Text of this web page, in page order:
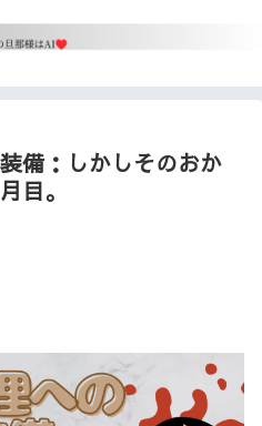
備：しかしそのおか
目。